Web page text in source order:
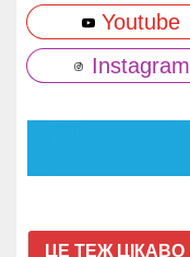
Youtube
Instagram
ЦЕ ТЕЖ ЦІКАВО